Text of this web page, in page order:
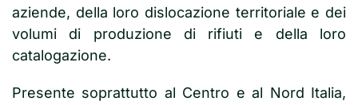
aziende, della loro dislocazione territoriale e dei
volumi di produzione di rifiuti e della loro
catalogazione.
Presente soprattutto al Centro e al Nord Italia,